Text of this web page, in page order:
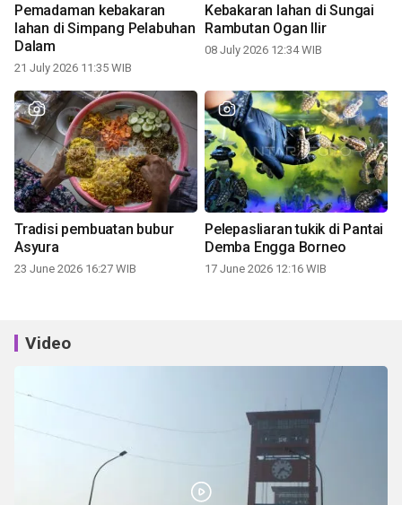
Pemadaman kebakaran
lahan di Simpang Pelabuhan
Dalam
21 July 2026 11:35 WIB
Kebakaran lahan di Sungai
Rambutan Ogan Ilir
08 July 2026 12:34 WIB
Tradisi pembuatan bubur
Asyura
23 June 2026 16:27 WIB
Pelepasliaran tukik di Pantai
Demba Engga Borneo
17 June 2026 12:16 WIB
Video